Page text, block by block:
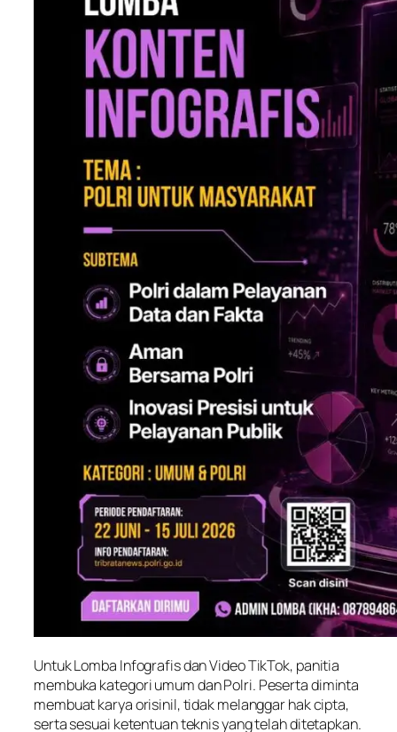
Untuk Lomba Infografis dan Video TikTok, panitia
membuka kategori umum dan Polri. Peserta diminta
membuat karya orisinil, tidak melanggar hak cipta,
serta sesuai ketentuan teknis yang telah ditetapkan.